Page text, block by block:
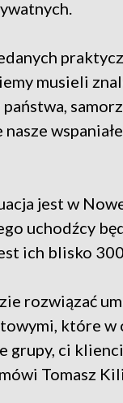
musieli
państwa,
jest w
uchodźcy
ich blisko 300.
rozwiązać
które w
grupy, ci
Tomasz